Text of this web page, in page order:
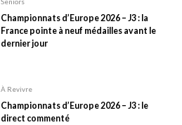
Seniors
Championnats d’Europe 2026 – J3 : la
France pointe à neuf médailles avant le
dernier jour
À Revivre
Championnats d’Europe 2026 – J3 : le
direct commenté